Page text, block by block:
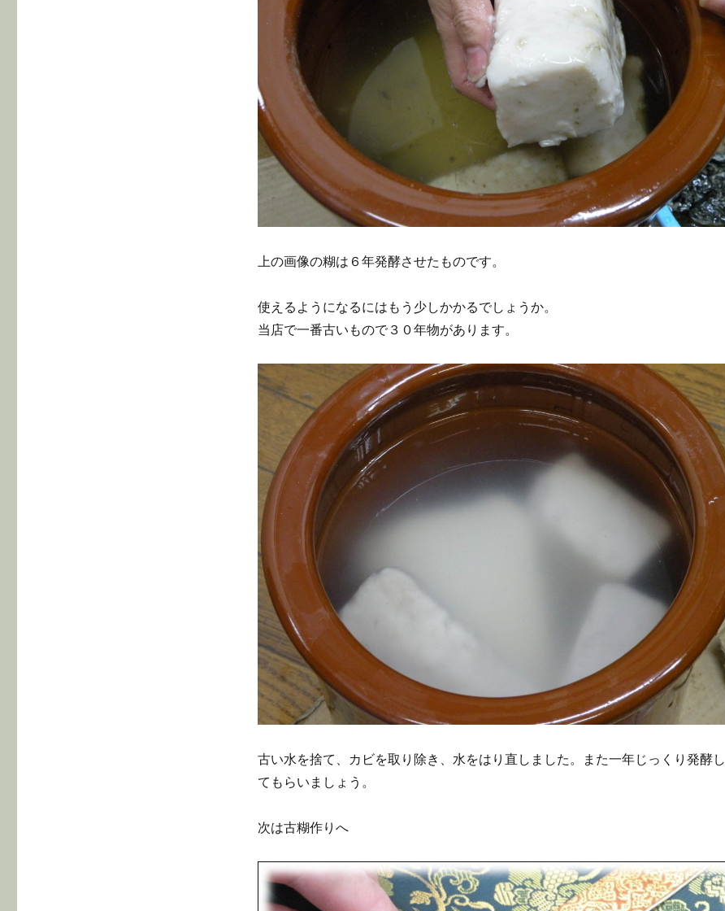
上の画像の糊は６年発酵させたものです。
使えるようになるにはもう少しかかるでしょうか。
当店で一番古いもので３０年物があります。
古い水を捨て、カビを取り除き、水をはり直しました。また一年じっくり発酵し
てもらいましょう。
次は古糊作りへ